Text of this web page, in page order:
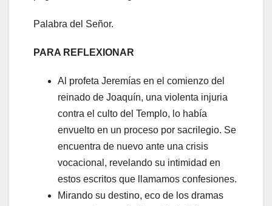
Palabra del Señor.
PARA REFLEXIONAR
Al profeta Jeremías en el comienzo del
reinado de Joaquín, una violenta injuria
contra el culto del Templo, lo había
envuelto en un proceso por sacrilegio. Se
encuentra de nuevo ante una crisis
vocacional, revelando su intimidad en
estos escritos que llamamos confesiones.
Mirando su destino, eco de los dramas